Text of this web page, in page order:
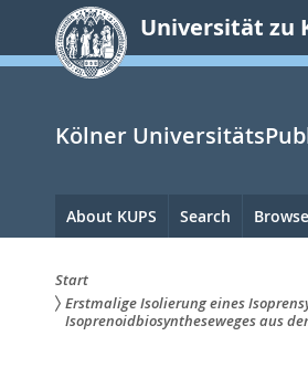
springen
Universität zu
Kölner
Hauptnavigation
About KUPS Search Browse
Sie
Start
Erstmalige Isolierung eines
Isoprenoidbiosyntheseweges aus